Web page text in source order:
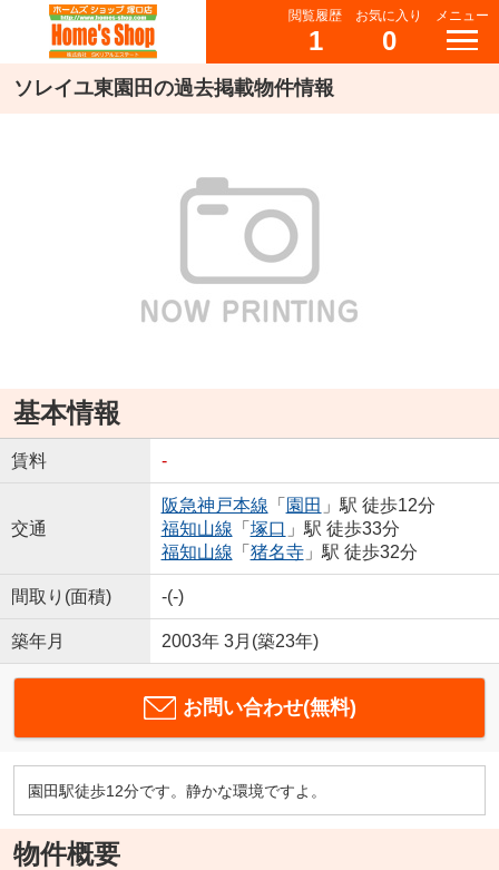
閲覧履歴
1
お気に入り
0
メニュー
ソレイユ東園田の過去掲載物件情報
基本情報
賃料 -
交通
阪急神戸本線 「 園田 」駅 徒歩12分
福知山線 「 塚口 」駅 徒歩33分
福知山線 「 猪名寺」駅 徒歩32分
間取り(面積) -(-)
築年月 2003年 3月(築23年)
お問い合わせ(無料)
園田駅徒歩12分です。静かな環境ですよ。
物件概要